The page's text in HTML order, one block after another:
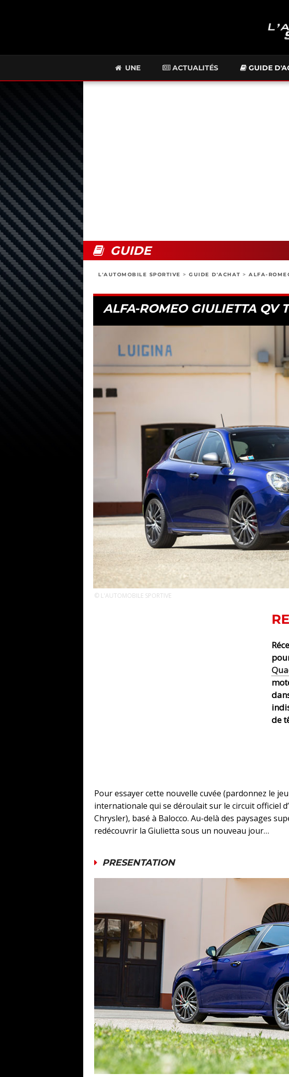
UNE ACTUALITÉS GUIDE
GUIDE
L'AUTOMOBILE SPORTIVE > GUIDE D'ACHAT > ALFA-
ALFA-ROMEO GIULIETTA QV
© L'AUTOMOBILE SPORTIVE
de
Pour essayer cette nouvelle cuvée (pardonnez le
internationale qui se déroulait sur le circuit officiel
Chrysler), basé à Balocco. Au-delà des paysages
redécouvrir la Giulietta sous un nouveau jour…
PRESENTATION